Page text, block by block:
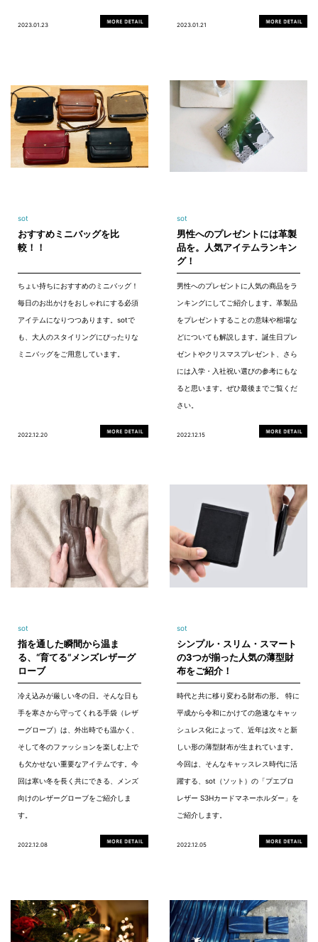
2023.01.23 2023.01.21
sot
おすすめミニバッグを比
較！！
ちょい持ちにおすすめのミニバッグ！
毎日のお出かけをおしゃれにする必須
アイテムになりつつあります。sotで
も、大人のスタイリングにぴったりな
ミニバッグをご用意しています。
2022.12.20
sot
男性へのプレゼントには革製
品を。人気アイテムランキン
グ！
男性へのプレゼントに人気の商品をラ
ンキングにしてご紹介します。革製品
をプレゼントすることの意味や相場な
どについても解説します。誕生日プレ
ゼントやクリスマスプレゼント、さら
には入学・入社祝い選びの参考にもな
ると思います。ぜひ最後までご覧くだ
さい。
2022.12.15
sot
指を通した瞬間から温ま
る、“育てる“メンズレザーグ
ローブ
冷え込みが厳しい冬の日。そんな日も
手を寒さから守ってくれる手袋（レザ
ーグローブ）は、外出時でも温かく、
そして冬のファッションを楽しむ上で
も欠かせない重要なアイテムです。今
回は寒い冬を長く共にできる、メンズ
向けのレザーグローブをご紹介しま
す。
2022.12.08
sot
シンプル・スリム・スマート
の3つが揃った人気の薄型財
布をご紹介！
時代と共に移り変わる財布の形。 特に
平成から令和にかけての急速なキャッ
シュレス化によって、近年は次々と新
しい形の薄型財布が生まれています。
今回は、そんなキャッスレス時代に活
躍する、sot（ソット）の「プエブロ
レザー S3Hカードマネーホルダー」を
ご紹介します。
2022.12.05